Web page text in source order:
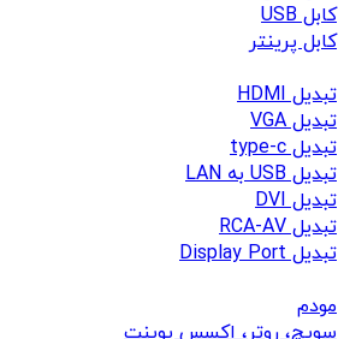
کابل USB
کابل پرینتر
تبدیل HDMI
تبدیل VGA
تبدیل type-c
تبدیل USB به LAN
تبدیل DVI
تبدیل RCA-AV
تبدیل Display Port
مودم
سویچ، روتر، اکسس پوینت